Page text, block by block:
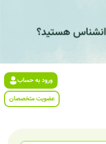
ورود به حساب
عضویت متخصصان